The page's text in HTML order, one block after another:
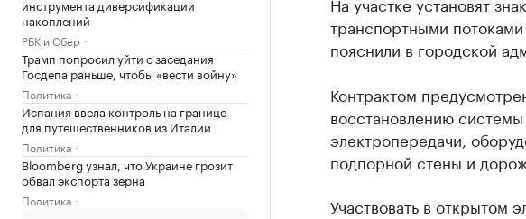
инструмента диверсификации
накоплений
РБК и Сбер
Трамп попросил уйти с заседания
Госдепа раньше, чтобы «вести войну»
Политика
Испания ввела контроль на границе
для путешественников из Италии
Политика
Bloomberg узнал, что Украине грозит
обвал экспорта зерна
Политика
транспортными
пояснили в городской
Контрактом
восстановлению
электропередачи,
подпорной стены и
Участвовать в открытом